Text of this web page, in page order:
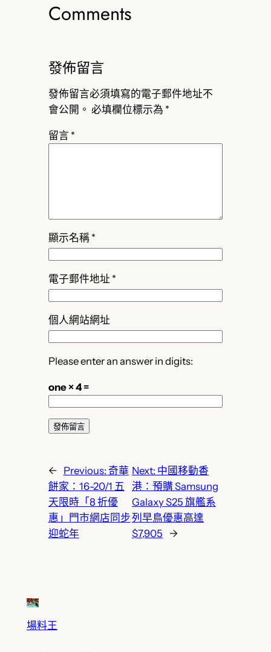
Comments
發佈留言
發佈留言必須填寫的電子郵件地址不
會公開。 必填欄位標示為 *
留言 *
顯示名稱 *
電子郵件地址 *
個人網站網址
Please enter an answer in digits:
one × 4 =
← Previous: 奇華
餅家：16-20/1 五
天限時「8 折優
惠」門市網店同步
迎蛇年
Next: 中國移動香
港：預購 Samsung
Galaxy S25 旗艦系
列早鳥優惠高達
$7,905
→
場料王